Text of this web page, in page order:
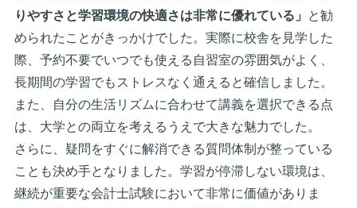
りやすさと学習環境の快適さは非常に優れている」
と勧
められたことがきっかけでした。実際に校舎を見学した
際、予約不要でいつでも使える自習室の雰囲気がよく、
長期間の学習でもストレスなく通えると確信しました。
また、自分の生活リズムに合わせて講義を選択できる点
は、大学との両立を考えるうえで大きな魅力でした。
さらに、疑問をすぐに解消できる質問体制が整っている
ことも決め手となりました。学習が停滞しない環境は、
継続が重要な会計士試験において非常に価値がありま